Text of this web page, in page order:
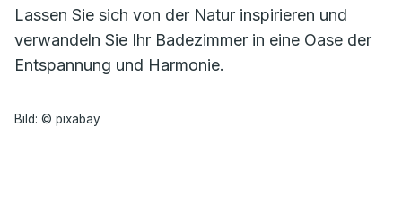
Lassen Sie sich von der Natur inspirieren und
verwandeln Sie Ihr Badezimmer in eine Oase der
Entspannung und Harmonie.
Bild: © pixabay